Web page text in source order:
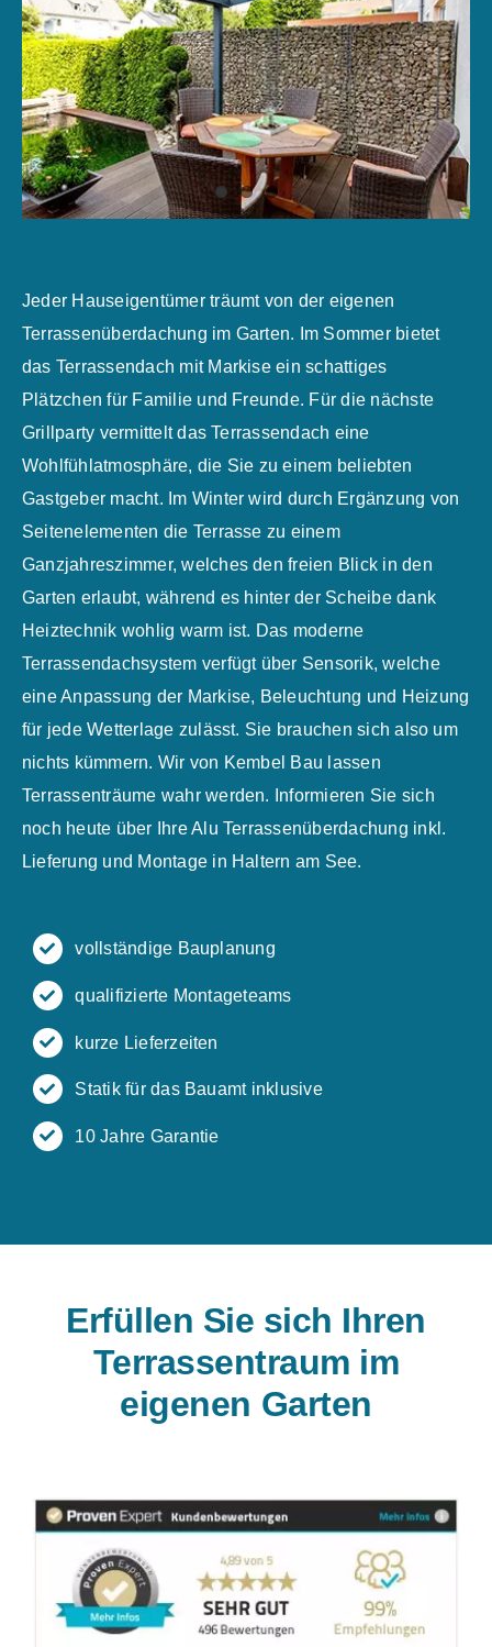
Jeder Hauseigentümer träumt von der eigenen
Terrassenüberdachung im Garten. Im Sommer bietet
das Terrassendach mit Markise ein schattiges
Plätzchen für Familie und Freunde. Für die nächste
Grillparty vermittelt das Terrassendach eine
Wohlfühlatmosphäre, die Sie zu einem beliebten
Gastgeber macht. Im Winter wird durch Ergänzung von
Seitenelementen die Terrasse zu einem
Ganzjahreszimmer, welches den freien Blick in den
Garten erlaubt, während es hinter der Scheibe dank
Heiztechnik wohlig warm ist. Das moderne
Terrassendachsystem verfügt über Sensorik, welche
eine Anpassung der Markise, Beleuchtung und Heizung
für jede Wetterlage zulässt. Sie brauchen sich also um
nichts kümmern. Wir von Kembel Bau lassen
Terrassenträume wahr werden. Informieren Sie sich
noch heute über Ihre Alu Terrassenüberdachung inkl.
Lieferung und Montage in Haltern am See.
vollständige Bauplanung
qualifizierte Montageteams
kurze Lieferzeiten
Statik für das Bauamt inklusive
10 Jahre Garantie
Erfüllen Sie sich Ihren
Terrassentraum im
eigenen Garten